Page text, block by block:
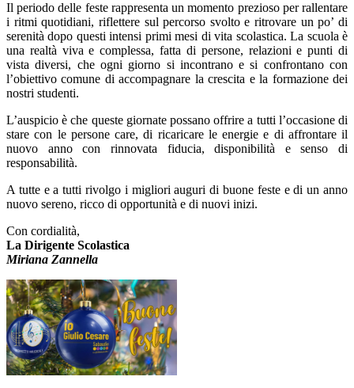
Il periodo delle feste rappresenta un momento prezioso per rallentare
i ritmi quotidiani, riflettere sul percorso svolto e ritrovare un po’ di
serenità dopo questi intensi primi mesi di vita scolastica. La scuola è
una realtà viva e complessa, fatta di persone, relazioni e punti di
vista diversi, che ogni giorno si incontrano e si confrontano con
l’obiettivo comune di accompagnare la crescita e la formazione dei
nostri studenti.
L’auspicio è che queste giornate possano offrire a tutti l’occasione di
stare con le persone care, di ricaricare le energie e di affrontare il
nuovo anno con rinnovata fiducia, disponibilità e senso di
responsabilità.
A tutte e a tutti rivolgo i migliori auguri di buone feste e di un anno
nuovo sereno, ricco di opportunità e di nuovi inizi.
Con cordialità,
La Dirigente Scolastica
Miriana Zannella